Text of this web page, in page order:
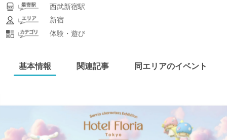
西武新宿駅
新宿
体験・遊び
基本情報 関連記事 同エリアのイベント